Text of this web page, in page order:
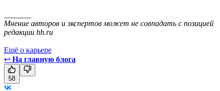
Мнение авторов и экспертов может не совпадать с позицией
редакции hh.ru
Ещё о карьере
↩ На главную блога
58